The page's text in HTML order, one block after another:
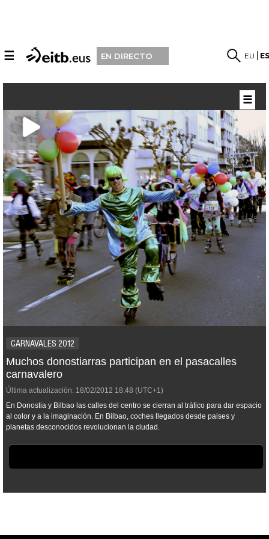
☰ EN DIRECTO EU
CARNAVALES 2012
Muchos donostiarras participan en el pasacalles
carnavalero
Última actualización: 18/02/2012 18:48 (UTC+1)
En Donostia y Bilbao las calles del centro se cierran al tráfico para dar espacio
al color y a la imaginación. En Bilbao, coches llegados desde paises y
planetas desconocidos revolucionan la ciudad.
☰